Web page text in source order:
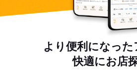
より便利になっ
快適にお店